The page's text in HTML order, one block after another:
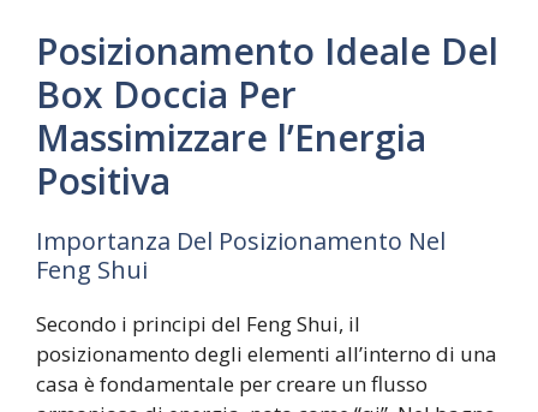
Posizionamento Ideale Del
Box Doccia Per
Massimizzare l’Energia
Positiva
Importanza Del Posizionamento Nel
Feng Shui
Secondo i principi del Feng Shui, il
posizionamento degli elementi all’interno di una
casa è fondamentale per creare un flusso